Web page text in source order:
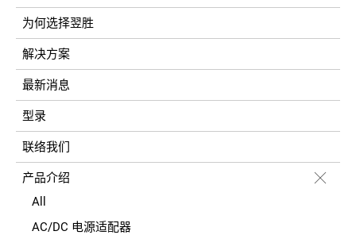
为何选择翌胜
解决方案
最新消息
型录
联络我们
产品介绍
All
AC/DC 电源适配器